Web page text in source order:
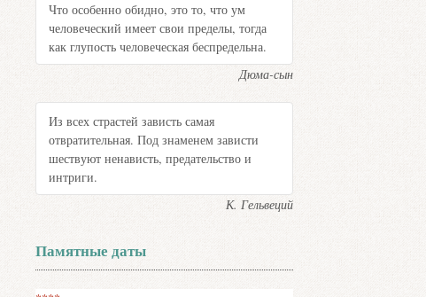
Что особенно обидно, это то, что ум
человеческий имеет свои пределы, тогда
как глупость человеческая беспредельна.
Дюма-сын
Из всех страстей зависть самая
отвратительная. Под знаменем зависти
шествуют ненависть, предательство и
интриги.
К. Гельвеций
Памятные даты